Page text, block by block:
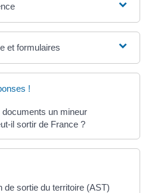
et formulaires
!
un mineur
il sortir de France ?
de sortie du territoire (AST)